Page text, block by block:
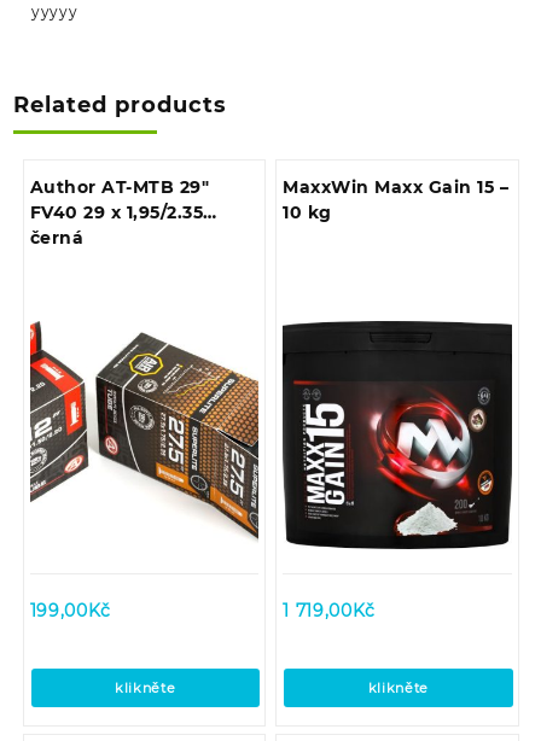
yyyyy
Related products
Author AT-MTB 29″
FV40 29 x 1,95/2.35
černá
199,00Kč
klikněte
MaxxWin Maxx Gain 15 –
10 kg
1 719,00Kč
klikněte